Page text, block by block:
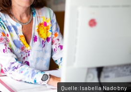
Quelle:Isabella Nadobny